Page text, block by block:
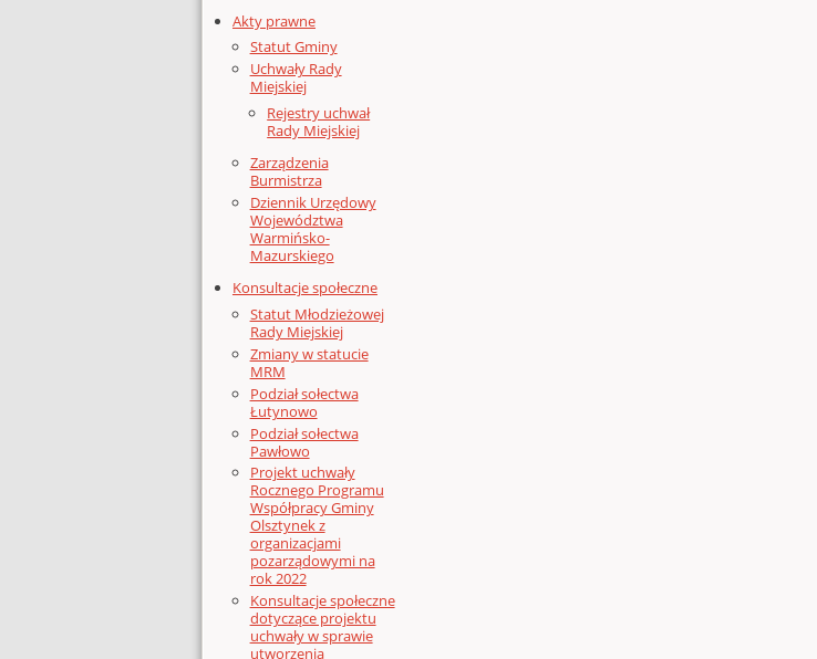
Akty prawne
Statut Gminy
Uchwały Rady
Miejskiej
Rejestry uchwał
Rady Miejskiej
Zarządzenia
Burmistrza
Dziennik Urzędowy
Województwa
Warmińsko-
Mazurskiego
Konsultacje społeczne
Statut Młodzieżowej
Rady Miejskiej
Zmiany w statucie
MRM
Podział sołectwa
Łutynowo
Podział sołectwa
Pawłowo
Projekt uchwały
Rocznego Programu
Współpracy Gminy
Olsztynek z
organizacjami
pozarządowymi na
rok 2022
Konsultacje społeczne
dotyczące projektu
uchwały w sprawie
utworzenia